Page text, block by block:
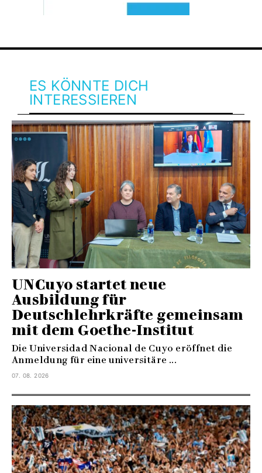
ES KÖNNTE DICH
INTERESSIEREN
UNCuyo startet neue
Ausbildung für
Deutschlehrkräfte gemeinsam
mit dem Goethe-Institut
Die Universidad Nacional de Cuyo eröffnet die
Anmeldung für eine universitäre ...
07. 08. 2026